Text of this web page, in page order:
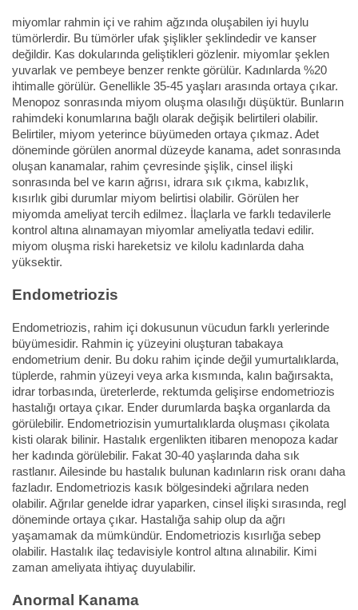
miyomlar rahmin içi ve rahim ağzında oluşabilen iyi huylu
tümörlerdir. Bu tümörler ufak şişlikler şeklindedir ve kanser
değildir. Kas dokularında geliştikleri gözlenir. miyomlar şeklen
yuvarlak ve pembeye benzer renkte görülür. Kadınlarda %20
ihtimalle görülür. Genellikle 35-45 yaşları arasında ortaya çıkar.
Menopoz sonrasında miyom oluşma olasılığı düşüktür. Bunların
rahimdeki konumlarına bağlı olarak değişik belirtileri olabilir.
Belirtiler, miyom yeterince büyümeden ortaya çıkmaz. Adet
döneminde görülen anormal düzeyde kanama, adet sonrasında
oluşan kanamalar, rahim çevresinde şişlik, cinsel ilişki
sonrasında bel ve karın ağrısı, idrara sık çıkma, kabızlık,
kısırlık gibi durumlar miyom belirtisi olabilir. Görülen her
miyomda ameliyat tercih edilmez. İlaçlarla ve farklı tedavilerle
kontrol altına alınamayan miyomlar ameliyatla tedavi edilir.
miyom oluşma riski hareketsiz ve kilolu kadınlarda daha
yüksektir.
Endometriozis
Endometriozis, rahim içi dokusunun vücudun farklı yerlerinde
büyümesidir. Rahmin iç yüzeyini oluşturan tabakaya
endometrium denir. Bu doku rahim içinde değil yumurtalıklarda,
tüplerde, rahmin yüzeyi veya arka kısmında, kalın bağırsakta,
idrar torbasında, üreterlerde, rektumda gelişirse endometriozis
hastalığı ortaya çıkar. Ender durumlarda başka organlarda da
görülebilir. Endometriozisin yumurtalıklarda oluşması çikolata
kisti olarak bilinir. Hastalık ergenlikten itibaren menopoza kadar
her kadında görülebilir. Fakat 30-40 yaşlarında daha sık
rastlanır. Ailesinde bu hastalık bulunan kadınların risk oranı daha
fazladır. Endometriozis kasık bölgesindeki ağrılara neden
olabilir. Ağrılar genelde idrar yaparken, cinsel ilişki sırasında, regl
döneminde ortaya çıkar. Hastalığa sahip olup da ağrı
yaşamamak da mümkündür. Endometriozis kısırlığa sebep
olabilir. Hastalık ilaç tedavisiyle kontrol altına alınabilir. Kimi
zaman ameliyata ihtiyaç duyulabilir.
Anormal Kanama